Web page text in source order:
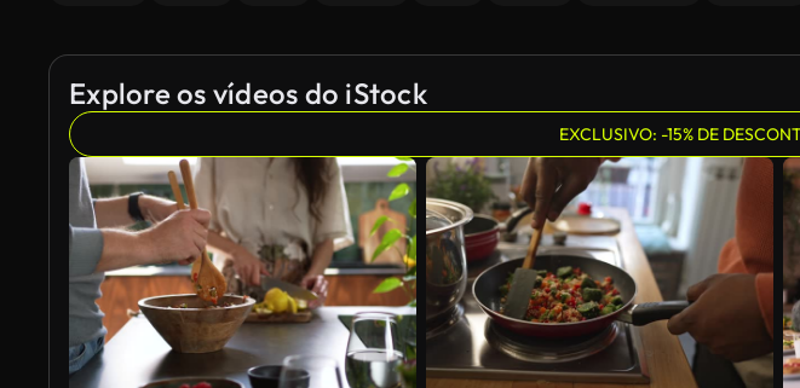
Explore os vídeos do iStock
EXCLUSIVO: -15% DE